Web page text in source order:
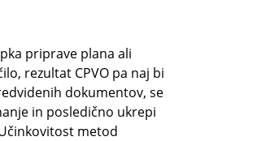
priprave plana ali
rezultat CPVO pa naj bi
dokumentov, se
in posledično ukrepi
metod